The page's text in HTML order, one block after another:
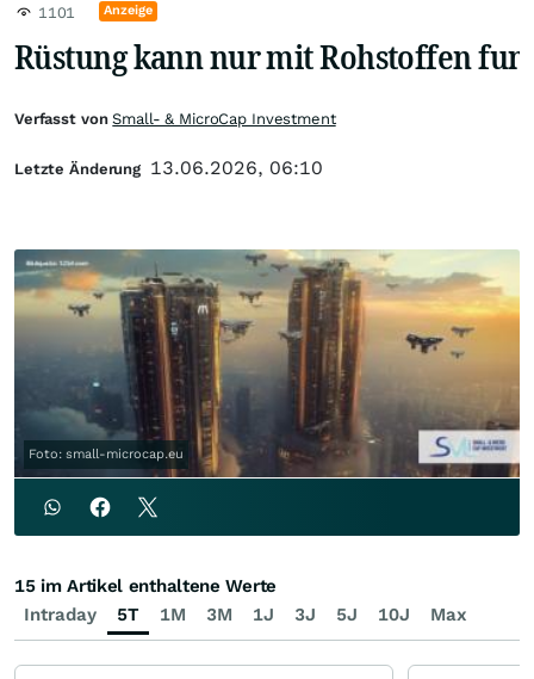
1101 Anzeige
Rüstung kann nur mit Rohstoffen
Foto: small-microcap.eu
Verfasst vonSmall- & MicroCap Investment
Letzte Änderung 13.06.2026, 06:10
Intraday 5T 1M 3M 1J 3J 5J 10J Max
15 im Artikel enthaltene Werte